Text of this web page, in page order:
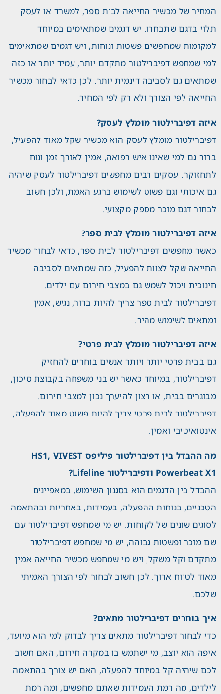
המחיר של מכשיר החייאה לבית ספר, למשרד או לעסק
תלוי בדגם שתבחרו. יש דגמים שמתאימים במיוחד
למקומות שמחפשים פשטות ונוחות, ויש דגמים שמתאימים
למי שמחפש דפיברילטור מתקדם יותר, עמיד יותר או כזה
שמתאים גם לסביבה דינמית יותר. לכן כדאי לבחור מכשיר
החייאה לפי הצורך ולא רק לפי המחיר.
איזה דפיברילטור מומלץ לעסק?
דפיברילטור מומלץ לעסק הוא מכשיר שקל מאוד להפעיל,
ברור גם למי שאינו איש רפואה, אמין לאורך זמן ונוח
לתחזוקה. עסקים רבים מחפשים דפיברילטור לעסק שיהיה
גם איכותי וגם פשוט לשימוש ברגע האמת, ולכן חשוב
לבחור דגם מוכר מספק מקצועי.
איזה דפיברילטור מומלץ לבית ספר?
כאשר מחפשים דפיברילטור לבית ספר, כדאי לבחור מכשיר
החייאה שקל לצוות להפעיל, כזה שמתאים לסביבה
חינוכית ויכול לשמש גם במצבי חירום עם ילדים.
דפיברילטור לבית ספר צריך להיות ברור, נגיש, אמין
ומתאים לשימוש מהיר.
איזה דפיברילטור מומלץ לבית פרטי?
גם בבית פרטי יותר ויותר אנשים בוחרים להחזיק
דפיברילטור, במיוחד כאשר יש בני משפחה בקבוצת סיכון,
מבוגרים בבית, או רצון להיערך נכון למצבי חירום.
דפיברילטור לבית פרטי צריך להיות פשוט מאוד להפעלה,
אינטואיטיבי ואמין.
מה ההבדל בין דפיברילטור פיליפס HS1, VIVEST
Powerbeat X1 ודפיברילטור Lifeline?
ההבדל בין הדגמים הוא בסגנון השימוש, במאפיינים
הטכניים, בנוחות ההפעלה, בעמידות, באחריות ובהתאמה
לסוגים שונים של לקוחות. יש מי שמחפש דפיברילטור עם
שם מוכר ופשטות גבוהה, יש מי שמחפש דפיברילטור
מתקדם וקל משקל, ויש מי שמחפש מכשיר החייאה אמין
מאוד לטווח ארוך. לכן חשוב לבחור לפי הצורך האמיתי
שלכם.
איך בוחרים דפיברילטור מתאים?
כדי לבחור דפיברילטור מתאים צריך לבדוק למי הוא מיועד,
איפה הוא יוצב, מי ישתמש בו במקרה חירום, האם חשוב
לכם שיהיה קל במיוחד להפעלה, האם יש צורך בהתאמה
לילדים, מה רמת העמידות שאתם מחפשים, ומה רמת